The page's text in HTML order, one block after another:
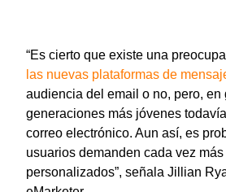
“Es cierto que existe una
las nuevas plataformas de
audiencia del email o no, pero, en
generaciones más jóvenes
correo electrónico. Aun así, es
usuarios demanden cada vez
personalizados”, señala Jillian